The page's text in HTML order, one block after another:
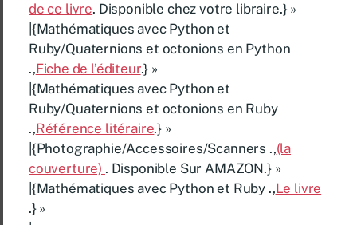
de ce livre. Disponible chez votre libraire.} »
|{Mathématiques avec Python et
Ruby/Quaternions et octonions en Python
.,Fiche de l’éditeur.} »
|{Mathématiques avec Python et
Ruby/Quaternions et octonions en Ruby
.,Référence litéraire.} »
|{Photographie/Accessoires/Scanners .,(la
couverture) . Disponible Sur AMAZON.} »
|{Mathématiques avec Python et Ruby .,Le livre
.} »